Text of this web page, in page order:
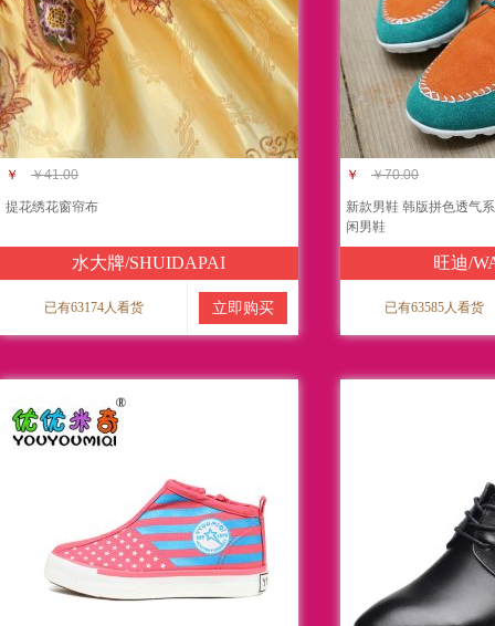
￥ ￥41.00
提花绣花窗帘布
水大牌/SHUIDAPAI
已有63174人看货 立即购买
￥ ￥70.00
新款男鞋 韩版拼色透气
闲男鞋
旺迪/
已有63585人看货